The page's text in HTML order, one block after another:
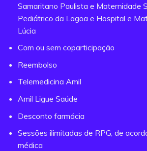
Samaritano Paulista e Maternidade
Pediátrico da Lagoa e Hospital e
Lúcia
Com ou sem coparticipação
Reembolso
Telemedicina Amil
Amil Ligue Saúde
Desconto farmácia
Sessões ilimitadas de RPG, de
médica